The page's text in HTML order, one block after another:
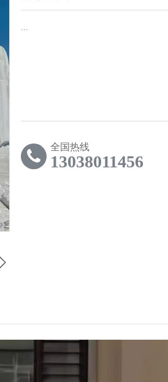
...
全国热线
13038011456